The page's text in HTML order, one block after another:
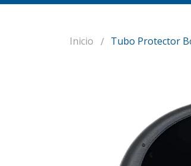
Inicio Tubo Protector